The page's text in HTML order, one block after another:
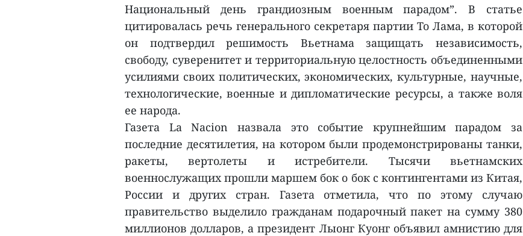
Национальный день грандиозным военным парадом”. В статье
цитировалась речь генерального секретаря партии То Лама, в которой
он подтвердил решимость Вьетнама защищать независимость,
свободу, суверенитет и территориальную целостность объединенными
усилиями своих политических, экономических, культурные, научные,
технологические, военные и дипломатические ресурсы, а также воля
ее народа.
Газета La Nacion назвала это событие крупнейшим парадом за
последние десятилетия, на котором были продемонстрированы танки,
ракеты, вертолеты и истребители. Тысячи вьетнамских
военнослужащих прошли маршем бок о бок с контингентами из Китая,
России и других стран. Газета отметила, что по этому случаю
правительство выделило гражданам подарочный пакет на сумму 380
миллионов долларов, а президент Лыонг Куонг объявил амнистию для